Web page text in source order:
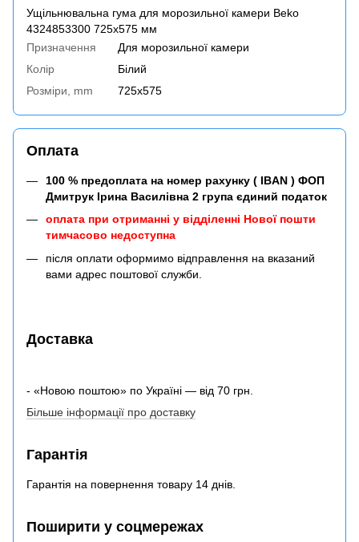
Ущільнювальна гума для морозильної камери Beko
4324853300 725x575 мм
Призначення
Для морозильної камери
Колір
Білий
Розміри, mm
725x575
Оплата
100 % предоплата на номер рахунку ( IBAN ) ФОП
Дмитрук Ірина Василівна 2 група єдиний податок
оплата при отриманні у відділенні Нової пошти
тимчасово недоступна
після оплати оформимо відправлення на вказаний
вами адрес поштової служби.
Доставка
- «Новою поштою» по Україні — від 70 грн.
Більше інформації про доставку
Гарантія
Гарантія на повернення товару 14 днів.
Поширити у соцмережах